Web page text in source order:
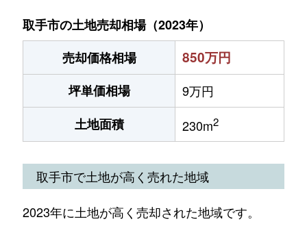
取手市の土地売却相場（2023年）
売却価格相場
850万円
坪単価相場
9万円
土地面積
230m2
取手市で土地が高く売れた地域
2023年に土地が高く売却された地域です。